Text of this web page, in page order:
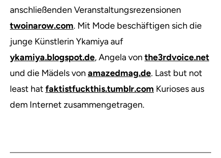
anschließenden Veranstaltungsrezensionen
twoinarow.com. Mit Mode beschäftigen sich die
junge Künstlerin Ykamiya auf
ykamiya.blogspot.de, Angela von the3rdvoice.net
und die Mädels von amazedmag.de. Last but not
least hat faktistfuckthis.tumblr.com Kurioses aus
dem Internet zusammengetragen.